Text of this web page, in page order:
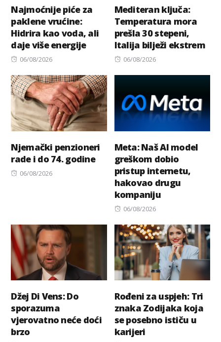
Najmoćnije piće za
paklene vrućine:
Hidrira kao voda, ali
daje više energije
Posted
06/08/2026
Mediteran ključa:
Temperatura mora
prešla 30 stepeni,
Italija bilježi ekstrem
Posted
06/08/2026
Njemački penzioneri
rade i do 74. godine
Posted
06/08/2026
Meta: Naš AI model
greškom dobio
pristup internetu,
hakovao drugu
kompaniju
Posted
06/08/2026
Džej Di Vens: Do
sporazuma
vjerovatno neće doći
brzo
Rođeni za uspjeh: Tri
znaka Zodijaka koja
se posebno ističu u
karijeri